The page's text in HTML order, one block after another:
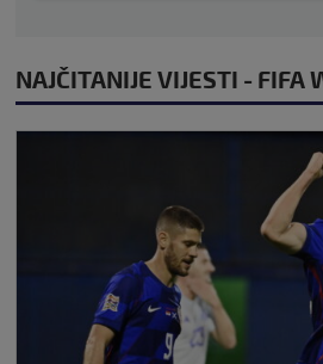
NAJČITANIJE VIJESTI - FIFA